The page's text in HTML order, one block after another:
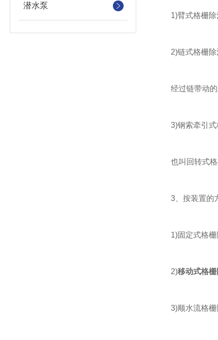
潜水泵
1)臂式格栅除
2)链式格栅除
经过链带动的
3)钢索牵引式
也叫回转式格栅
3、按装置的
1)固定式格栅
2)移动式格
3)顺水流格栅